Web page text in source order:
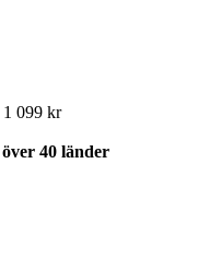
1 099 kr
över 40 länder